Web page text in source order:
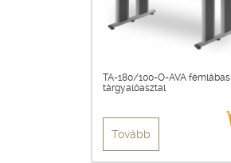
TA-180/100-O-AVA fémlábas
tárgyalóasztal
Tovább